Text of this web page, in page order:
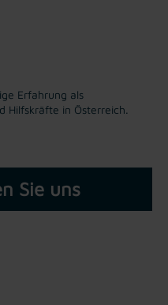
Erfahrung als
Hilfskräfte in Österreich.
Sie uns